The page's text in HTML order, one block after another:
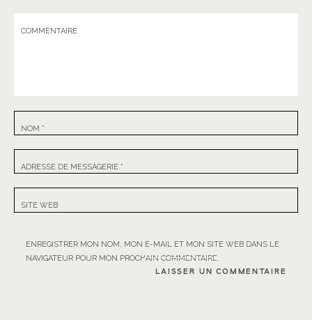
COMMENTAIRE
NOM *
ADRESSE DE MESSAGERIE *
SITE WEB
ENREGISTRER MON NOM, MON E-MAIL ET MON SITE WEB DANS LE
NAVIGATEUR POUR MON PROCHAIN COMMENTAIRE.